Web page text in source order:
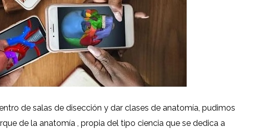
de salas de disección y dar clases de anatomía, pudimos
de la anatomía , propia del tipo ciencia que se dedica a